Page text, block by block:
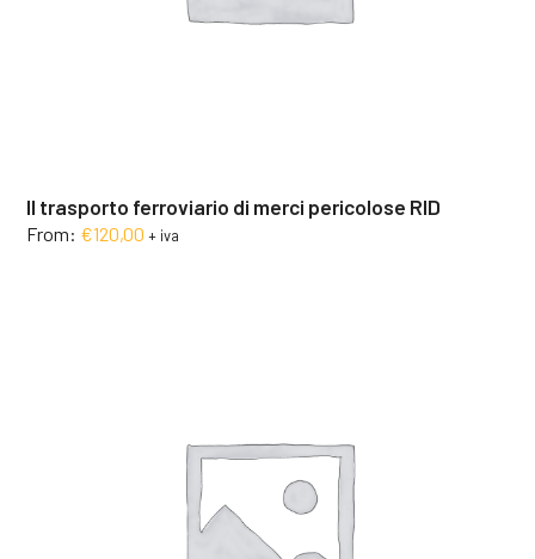
Il trasporto ferroviario di merci pericolose RID
From: €120,00 + iva